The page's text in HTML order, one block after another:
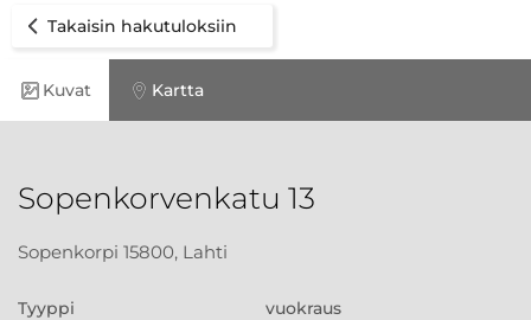
Takaisin hakutuloksiin
Kuvat Kartta
Sopenkorvenkatu 13
Sopenkorpi 15800, Lahti
Tyyppi vuokraus